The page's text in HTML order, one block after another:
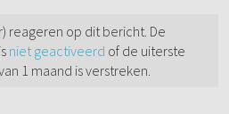
reageren op dit bericht. De
niet geactiveerd of de uiterste
1 maand is verstreken.